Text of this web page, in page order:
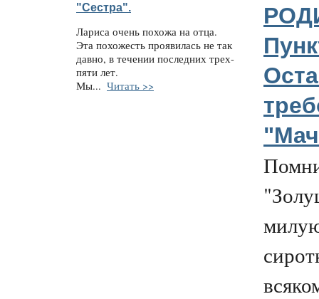
"Сестра".
Лариса очень похожа на отца.
Эта похожесть проявилась не так
давно, в течении последних трех-
пяти лет.
Мы... Читать >>